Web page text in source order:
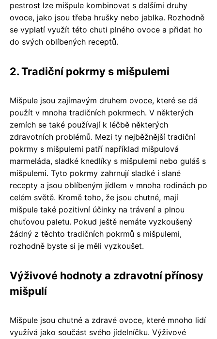
pestrost lze mišpule kombinovat s dalšími druhy
ovoce, jako jsou třeba hrušky nebo jablka. Rozhodně
se vyplatí využít této chuti plného ovoce a přidat ho
do svých oblíbených receptů.
2. Tradiční pokrmy s mišpulemi
Mišpule jsou zajímavým druhem ovoce, které se dá
použít v mnoha tradičních pokrmech. V některých
zemích se také používají k léčbě některých
zdravotních problémů. Mezi ty nejběžnější tradiční
pokrmy s mišpulemi patří například mišpulová
marmeláda, sladké knedlíky s mišpulemi nebo guláš s
mišpulemi. Tyto pokrmy zahrnují sladké i slané
recepty a jsou oblíbeným jídlem v mnoha rodinách po
celém světě. Kromě toho, že jsou chutné, mají
mišpule také pozitivní účinky na trávení a plnou
chuťovou paletu. Pokud ještě nemáte vyzkoušený
žádný z těchto tradičních pokrmů s mišpulemi,
rozhodně byste si je měli vyzkoušet.
Výživové hodnoty a zdravotní přínosy
mišpulí
Mišpule jsou chutné a zdravé ovoce, které mnoho lidí
využívá jako součást svého jídelníčku. Výživové